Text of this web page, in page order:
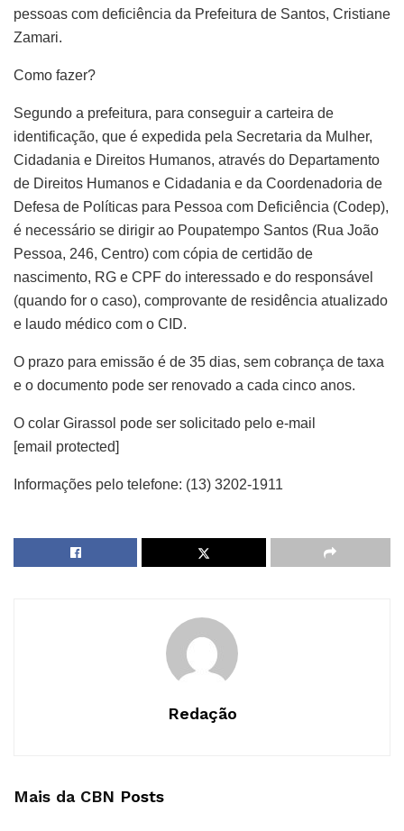
pessoas com deficiência da Prefeitura de Santos, Cristiane
Zamari.
Como fazer?
Segundo a prefeitura, para conseguir a carteira de
identificação, que é expedida pela Secretaria da Mulher,
Cidadania e Direitos Humanos, através do Departamento
de Direitos Humanos e Cidadania e da Coordenadoria de
Defesa de Políticas para Pessoa com Deficiência (Codep),
é necessário se dirigir ao Poupatempo Santos (Rua João
Pessoa, 246, Centro) com cópia de certidão de
nascimento, RG e CPF do interessado e do responsável
(quando for o caso), comprovante de residência atualizado
e laudo médico com o CID.
O prazo para emissão é de 35 dias, sem cobrança de taxa
e o documento pode ser renovado a cada cinco anos.
O colar Girassol pode ser solicitado pelo e-mail
[email protected]
Informações pelo telefone: (13) 3202-1911
Redação
Mais da CBN Posts